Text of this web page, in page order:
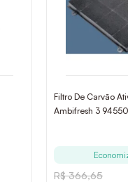
Filtro De Carvão
Ambifresh 3
R$ 366,65